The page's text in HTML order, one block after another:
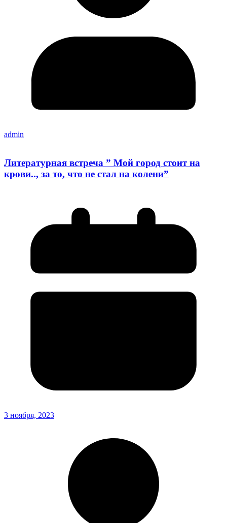
admin
Литературная встреча ” Мой город стоит на
крови.., за то, что не стал на колени”
3 ноября, 2023